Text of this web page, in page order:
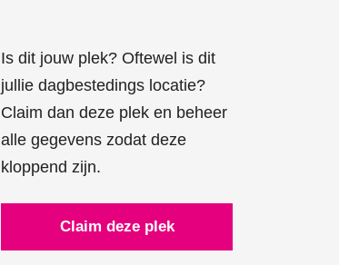
Is dit jouw plek? Oftewel is dit
jullie dagbestedings locatie?
Claim dan deze plek en beheer
alle gegevens zodat deze
kloppend zijn.
Claim deze plek